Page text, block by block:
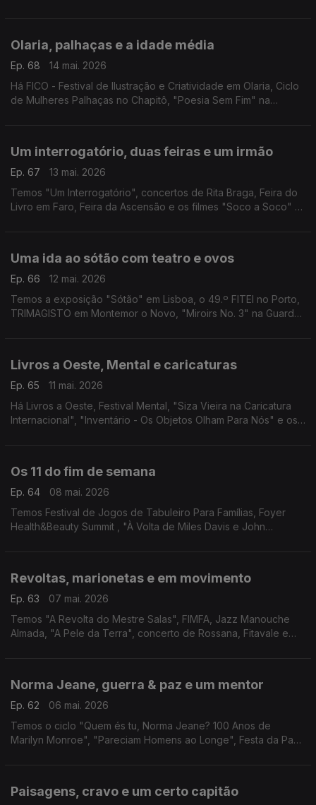
Olaria, palhaças e a idade média
Ep. 68
14 mai. 2026
Há FICO - Festival de Ilustração e Criatividade em Olaria, Ciclo
de Mulheres Palhaças no Chapitô, "Poesia Sem Fim" na
Um interrogatório, duas feiras e um irmão
Ep. 67
13 mai. 2026
Temos "Um Interrogatório", concertos de Rita Braga, Feira do
Livro em Faro, Feira da Ascensão e os filmes "Soco a Soco" e
Uma ida ao sótão com teatro e ovos
Ep. 66
12 mai. 2026
Temos a exposição "Sótão" em Lisboa, o 49.º FITEI no Porto,
TRIMAGISTO em Montemor o Novo, "Miroirs No. 3" na Guarda,
Livros a Oeste, Mental e caricaturas
Ep. 65
11 mai. 2026
Há Livros a Oeste, Festival Mental, "Siza Vieira na Caricatura
Internacional", "Inventário - Os Objetos Olham Para Nós" e os
Os 11 do fim de semana
Ep. 64
08 mai. 2026
Temos Festival de Jogos de Tabuleiro Para Famílias, Foyer
Health&Beauty Summit , "À Volta de Miles Davis e John
Revoltas, marionetas e em movimento
Ep. 63
07 mai. 2026
Temos "A Revolta do Mestre Salas", FIMFA, Jazz Manouche
Almada, "A Pele da Terra", concerto de Rossana, Fitavale e
Norma Jeane, guerra & paz e um mentor
Ep. 62
06 mai. 2026
Temos o ciclo "Quem és tu, Norma Jeane? 100 Anos de
Marilyn Monroe", "Pareciam Homens ao Longe", Festa da Paz
Paisagens, cravo e um certo capitão